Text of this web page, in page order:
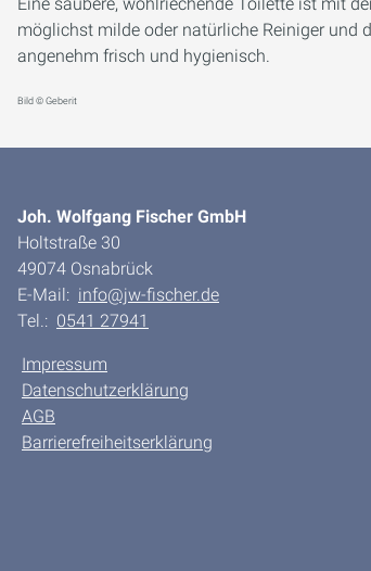
möglichst milde oder natürliche Reiniger und
angenehm frisch und hygienisch.
Bild © Geberit
Joh. Wolfgang Fischer GmbH
Holtstraße 30
49074 Osnabrück
E-Mail: info@jw-fischer.de
Tel.: 0541 27941
Impressum
Datenschutzerklärung
AGB
Barrierefreiheitserklärung